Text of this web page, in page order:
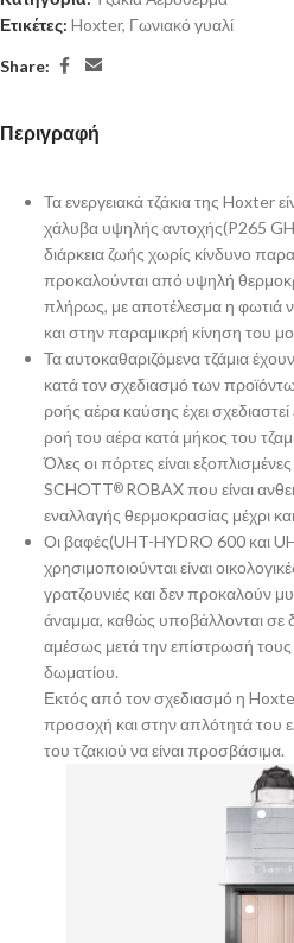
Ετικέτες: Hoxter, Γωνιακό γυαλί
Share:
Περιγραφή
Τα ενεργειακά τζάκια της Hoxter
χάλυβα υψηλής αντοχής(P265
διάρκεια ζωής χωρίς κίνδυνο
προκαλούνται από υψηλή
πλήρως, με αποτέλεσμα η φωτιά
και στην παραμικρή κίνηση του
Τα αυτοκαθαριζόμενα τζάμια
κατά τον σχεδιασμό των
ροής αέρα καύσης έχει
ροή του αέρα κατά μήκος του
Όλες οι πόρτες είναι
SCHOTT® ROBAX που είναι
εναλλαγής θερμοκρασίας μέχρι
Οι βαφές(UHT-HYDRO 600 και
χρησιμοποιούνται είναι
γρατζουνιές και δεν προκαλούν
άναμμα, καθώς υποβάλλονται σε
αμέσως μετά την επίστρωσή
δωματίου.
Εκτός από τον σχεδιασμό η
προσοχή και στην απλότητά του
του τζακιού να είναι προσβάσιμα.